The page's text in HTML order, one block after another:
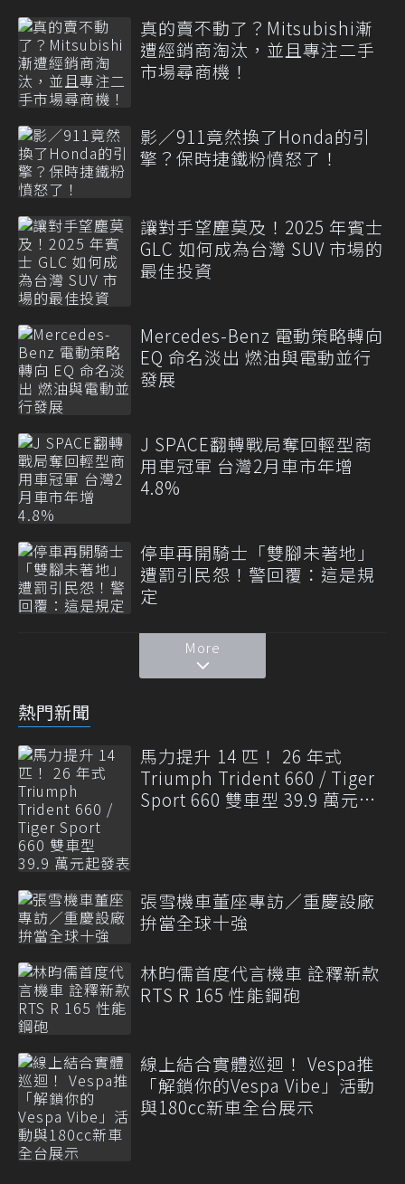
真的賣不動了？Mitsubishi漸
遭經銷商淘汰，並且專注二手
市場尋商機！
影／911竟然換了Honda的引
擎？保時捷鐵粉憤怒了！
讓對手望塵莫及！2025 年賓士
GLC 如何成為台灣 SUV 市場的
最佳投資
Mercedes-Benz 電動策略轉向
EQ 命名淡出 燃油與電動並行
發展
J SPACE翻轉戰局奪回輕型商
用車冠軍 台灣2月車市年增
4.8%
停車再開騎士「雙腳未著地」
遭罰引民怨！警回覆：這是規
定
More
熱門新聞
馬力提升 14 匹！ 26 年式
Triumph Trident 660 / Tiger
Sport 660 雙車型 39.9 萬元起
張雪機車董座專訪／重慶設廠
拚當全球十強
林昀儒首度代言機車 詮釋新款
RTS R 165 性能鋼砲
線上結合實體巡迴！ Vespa推
「解鎖你的Vespa Vibe」活動
與180cc新車全台展示